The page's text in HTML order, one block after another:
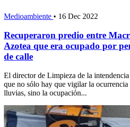
Medioambiente • 16 Dec 2022
Recuperaron predio entre
Azotea que era ocupado por
de calle
El director de Limpieza de la
que no sólo hay que vigilar la
lluvias, sino la ocupación...